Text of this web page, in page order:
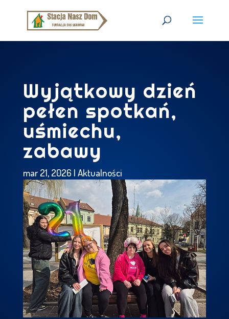
Wyjątkowy dzień
pełen spotkań,
uśmiechu,
zabawy
mar 21, 2026 | Aktualności